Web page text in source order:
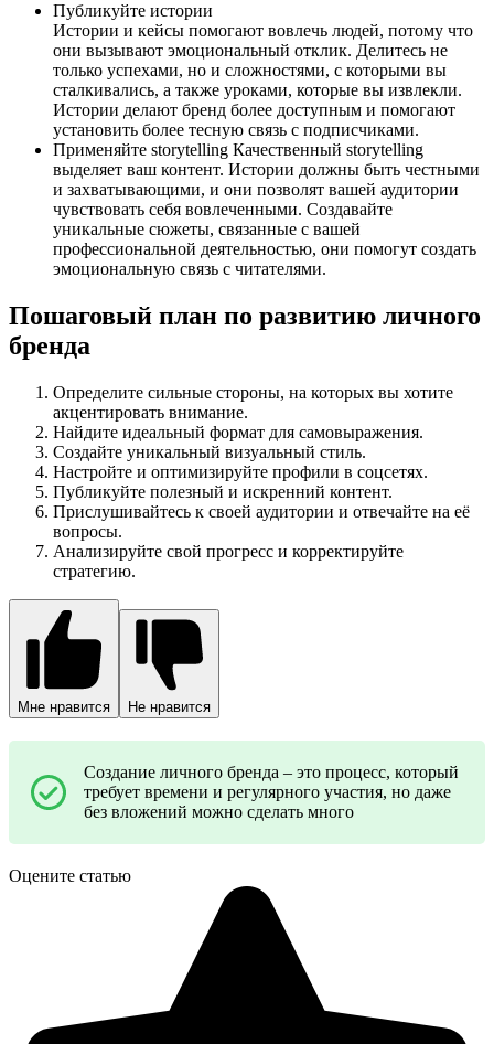
Публикуйте истории
Истории и кейсы помогают вовлечь людей, потому что
они вызывают эмоциональный отклик. Делитесь не
только успехами, но и сложностями, с которыми вы
сталкивались, а также уроками, которые вы извлекли.
Истории делают бренд более доступным и помогают
установить более тесную связь с подписчиками.
Применяйте storytelling Качественный storytelling
выделяет ваш контент. Истории должны быть честными
и захватывающими, и они позволят вашей аудитории
чувствовать себя вовлеченными. Создавайте
уникальные сюжеты, связанные с вашей
профессиональной деятельностью, они помогут создать
эмоциональную связь с читателями.
Пошаговый план по развитию личного
бренда
Определите сильные стороны, на которых вы хотите
акцентировать внимание.
Найдите идеальный формат для самовыражения.
Создайте уникальный визуальный стиль.
Настройте и оптимизируйте профили в соцсетях.
Публикуйте полезный и искренний контент.
Прислушивайтесь к своей аудитории и отвечайте на её
вопросы.
Анализируйте свой прогресс и корректируйте
стратегию.
Мне нравится Не нравится
Создание личного бренда – это процесс, который
требует времени и регулярного участия, но даже
без вложений можно сделать много
Оцените статью